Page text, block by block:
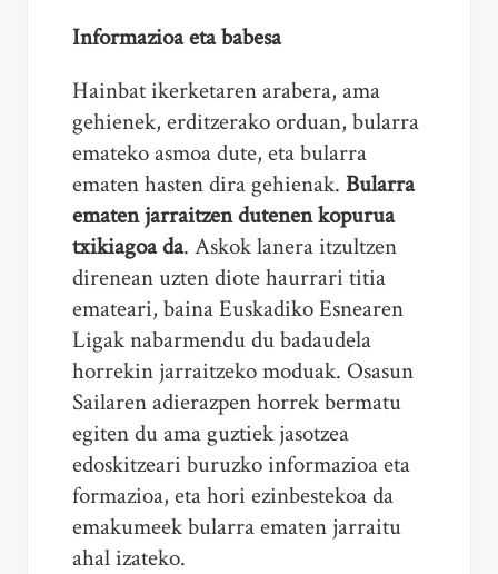
Informazioa eta babesa
Hainbat ikerketaren arabera, ama
gehienek, erditzerako orduan, bularra
emateko asmoa dute, eta bularra
ematen hasten dira gehienak. Bularra
ematen jarraitzen dutenen kopurua
txikiagoa da. Askok lanera itzultzen
direnean uzten diote haurrari titia
emateari, baina Euskadiko Esnearen
Ligak nabarmendu du badaudela
horrekin jarraitzeko moduak. Osasun
Sailaren adierazpen horrek bermatu
egiten du ama guztiek jasotzea
edoskitzeari buruzko informazioa eta
formazioa, eta hori ezinbestekoa da
emakumeek bularra ematen jarraitu
ahal izateko.